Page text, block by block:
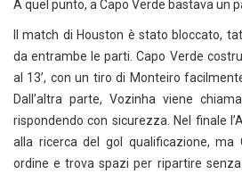
A quel punto, a Capo Verde bastava un
Il match di Houston è stato bloccato,
da entrambe le parti. Capo Verde
al 13’, con un tiro di Monteiro
Dall’altra parte, Vozinha viene
rispondendo con sicurezza. Nel finale
alla ricerca del gol qualificazione, ma
ordine e trova spazi per ripartire